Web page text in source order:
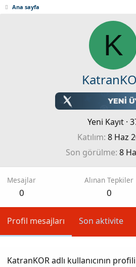
Ana sayfa
K
Yeni Kayıt ·
Katılım 8 Haz
Son görülme 8
Mesajlar
0
Alınan Tepkiler
0
Profil mesajları Son aktivite
KatranKOR adlı kullanıcının